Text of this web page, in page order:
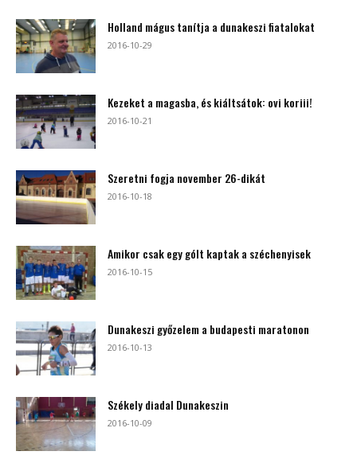
Holland mágus tanítja a dunakeszi fiatalokat
2016-10-29
Kezeket a magasba, és kiáltsátok: ovi koriii!
2016-10-21
Szeretni fogja november 26-dikát
2016-10-18
Amikor csak egy gólt kaptak a széchenyisek
2016-10-15
Dunakeszi győzelem a budapesti maratonon
2016-10-13
Székely diadal Dunakeszin
2016-10-09